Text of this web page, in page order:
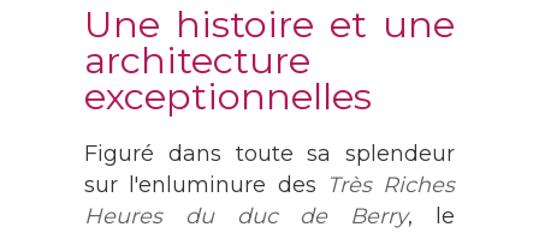
Une histoire et une
architecture
exceptionnelles
Figuré dans toute sa splendeur
sur l'enluminure des
Très Riches
Heures du duc de Berry, le